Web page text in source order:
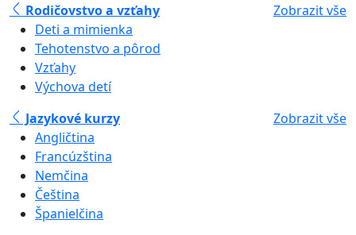
Rodičovstvo a vzťahy
Zobrazit vše
Deti a mimienka
Tehotenstvo a pôrod
Vzťahy
Výchova detí
Jazykové kurzy
Zobrazit vše
Angličtina
Francúzština
Nemčina
Čeština
Španielčina